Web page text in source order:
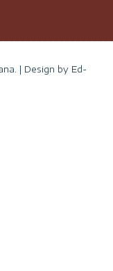
| Design by Ed-